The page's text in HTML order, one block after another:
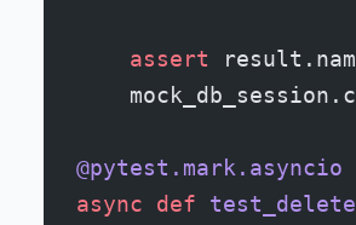
    assert
@pytest.mark.asyncio
async def